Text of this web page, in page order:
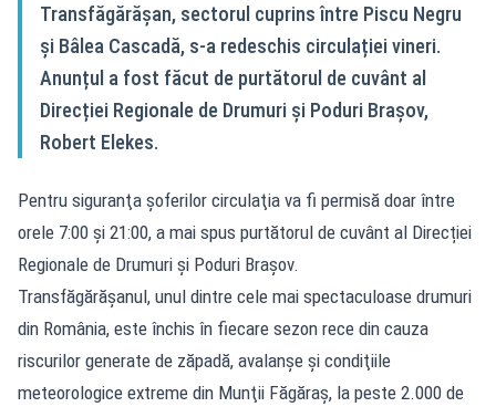
Transfăgărășan, sectorul cuprins între Piscu Negru
și Bâlea Cascadă, s-a redeschis circulației vineri.
Anunțul a fost făcut de purtătorul de cuvânt al
Direcției Regionale de Drumuri și Poduri Brașov,
Robert Elekes.
Pentru siguranţa şoferilor circulaţia va fi permisă doar între
orele 7:00 şi 21:00, a mai spus purtătorul de cuvânt al Direcției
Regionale de Drumuri și Poduri Brașov.
Transfăgărăşanul, unul dintre cele mai spectaculoase drumuri
din România, este închis în fiecare sezon rece din cauza
riscurilor generate de zăpadă, avalanşe şi condiţiile
meteorologice extreme din Munţii Făgăraş, la peste 2.000 de